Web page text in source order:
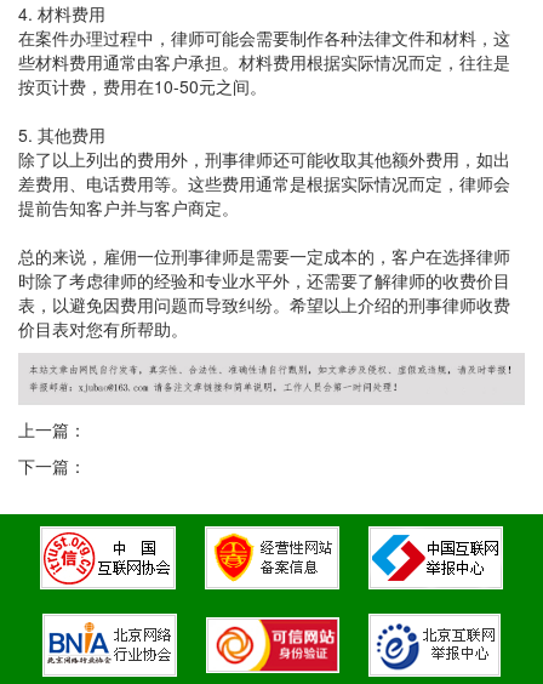
4. 材料费用
在案件办理过程中，律师可能会需要制作各种法律文件和材料，这
些材料费用通常由客户承担。材料费用根据实际情况而定，往往是
按页计费，费用在10-50元之间。
5. 其他费用
除了以上列出的费用外，刑事律师还可能收取其他额外费用，如出
差费用、电话费用等。这些费用通常是根据实际情况而定，律师会
提前告知客户并与客户商定。
总的来说，雇佣一位刑事律师是需要一定成本的，客户在选择律师
时除了考虑律师的经验和专业水平外，还需要了解律师的收费价目
表，以避免因费用问题而导致纠纷。希望以上介绍的刑事律师收费
价目表对您有所帮助。
上一篇：
下一篇：